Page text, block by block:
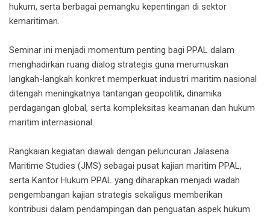
hukum, serta berbagai pemangku kepentingan di sektor
kemaritiman.
Seminar ini menjadi momentum penting bagi PPAL dalam
menghadirkan ruang dialog strategis guna merumuskan
langkah-langkah konkret memperkuat industri maritim nasional
ditengah meningkatnya tantangan geopolitik, dinamika
perdagangan global, serta kompleksitas keamanan dan hukum
maritim internasional.
Rangkaian kegiatan diawali dengan peluncuran Jalasena
Maritime Studies (JMS) sebagai pusat kajian maritim PPAL,
serta Kantor Hukum PPAL yang diharapkan menjadi wadah
pengembangan kajian strategis sekaligus memberikan
kontribusi dalam pendampingan dan penguatan aspek hukum